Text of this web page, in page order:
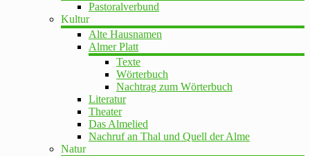
Pastoralverbund
Kultur
Alte Hausnamen
Almer Platt
Texte
Wörterbuch
Nachtrag zum Wörterbuch
Literatur
Theater
Das Almelied
Nachruf an Thal und Quell der Alme
Natur